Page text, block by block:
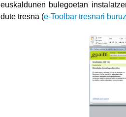
euskaldunen bulegoetan
dute tresna (e-Toolbar tresnari